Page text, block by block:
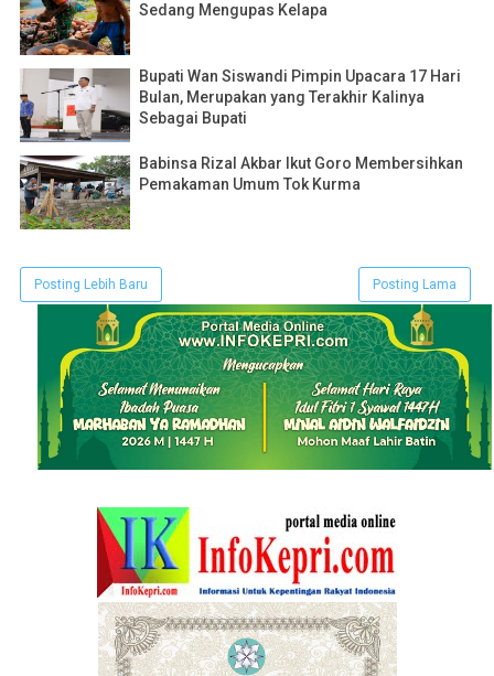
Sedang Mengupas Kelapa
Bupati Wan Siswandi Pimpin Upacara 17 Hari
Bulan, Merupakan yang Terakhir Kalinya
Sebagai Bupati
Babinsa Rizal Akbar Ikut Goro Membersihkan
Pemakaman Umum Tok Kurma
Posting Lebih Baru Posting Lama